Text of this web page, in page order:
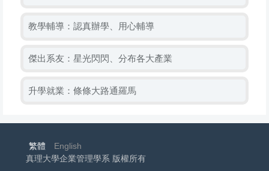
教學輔導：認真辦學、用心輔導
傑出系友：星光閃閃、分布各大產業
升學就業：條條大路通羅馬
繁體
English
真理大學企業管理學系 版權所有